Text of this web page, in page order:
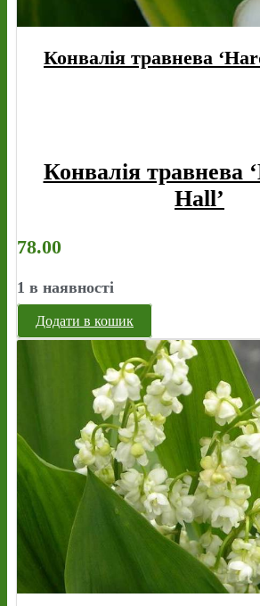
Конвалія травнева
Конвалія травнева
Hall’
78.00
1 в наявності
Додати в кошик